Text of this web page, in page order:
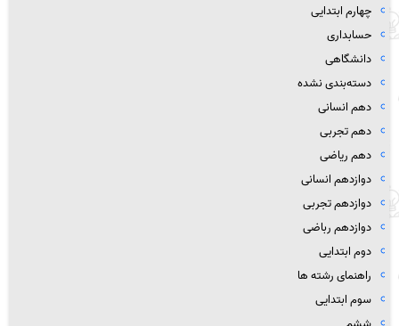
چهارم ابتدایی
حسابداری
دانشگاهی
دسته‌بندی نشده
دهم انسانی
دهم تجربی
دهم ریاضی
دوازدهم انسانی
دوازدهم تجربی
دوازدهم رباضی
دوم ابتدایی
راهنمای رشته ها
سوم ابتدایی